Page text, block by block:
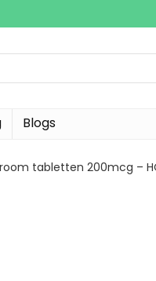
Blogs
tabletten 200mcg –